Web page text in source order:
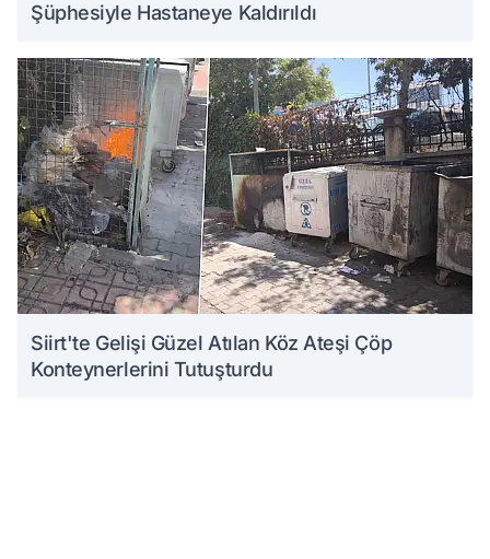
Şüphesiyle Hastaneye Kaldırıldı
Siirt'te Gelişi Güzel Atılan Köz Ateşi Çöp
Konteynerlerini Tutuşturdu